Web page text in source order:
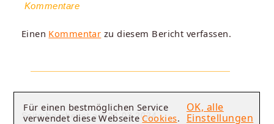
Kommentare
Einen Kommentar zu diesem Bericht verfassen.
Seite bearbeitet am 21.02.2024.
Für einen bestmöglichen Service
verwendet diese WebseiteCookies.
OK, alle
Einstellungen